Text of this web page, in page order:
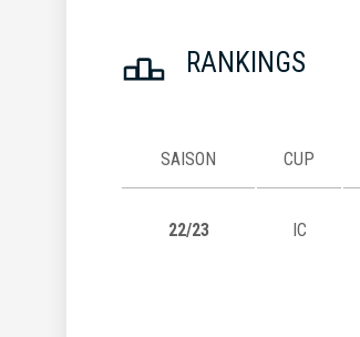
RANKINGS
SAISON CUP
22/23 IC